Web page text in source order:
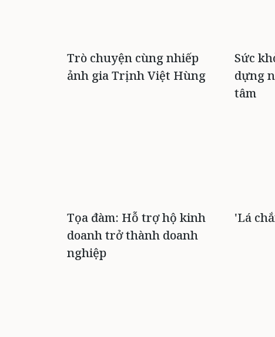
Trò chuyện cùng nhiếp
ảnh gia Trịnh Việt Hùng
Sức
dựng
tâm
Tọa đàm: Hỗ trợ hộ kinh
doanh trở thành doanh
nghiệp
'Lá